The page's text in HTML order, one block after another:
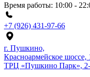
Время работы: 10:00 -
+7 (926) 431-97-66
г. Пушкино,
Красноармейское шоссе,
ТРЦ «Пушкино Парк»,